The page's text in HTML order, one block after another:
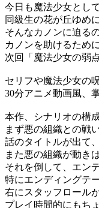
今日も魔法少女とし
同級生の花が丘ゆめ
そんなカノンに迫る
カノンを助けるため
次回「魔法少女の弱
セリフや魔法少女の
30分アニメ動画風、
本作、シナリオの構
まず悪の組織との戦
話のタイトルが出て
また悪の組織が動き
それを倒して、エン
特にエンディングテ
右にスタッフロール
プレイ時間的にもち